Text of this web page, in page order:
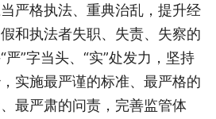
严格执法、重典治乱，提升经
和执法者失职、失责、失察的
”字当头、“实”处发力，坚持
实施最严谨的标准、最严格的
最严肃的问责，完善监管体